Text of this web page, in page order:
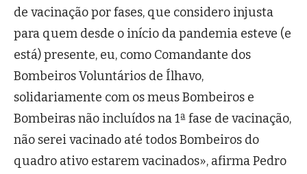
de vacinação por fases, que considero injusta
para quem desde o início da pandemia esteve (e
está) presente, eu, como Comandante dos
Bombeiros Voluntários de Ílhavo,
solidariamente com os meus Bombeiros e
Bombeiras não incluídos na 1ª fase de vacinação,
não serei vacinado até todos Bombeiros do
quadro ativo estarem vacinados», afirma Pedro